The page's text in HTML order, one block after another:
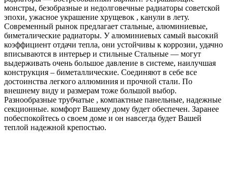
монстры, безобразные и недолговечные радиаторы советской
эпохи, ужасное украшение хрущевок , канули в лету.
Современный рынок предлагает стальные, алюминиевые,
биметалические радиаторы. У алюминиевых самый высокий
коэффициент отдачи тепла, они устойчивы к коррозии, удачно
вписываются в интерьер и стильные Стальные — могут
выдерживать очень большое давление в системе, наилучшая
конструкция – биметаллические. Соединяют в себе все
достоинства легкого аллюминия и прочной стали. По
внешнему виду и размерам тоже большой выбор.
Разнообразные трубчатые , компактные панельные, надежные
секционные. комфорт Вашему дому будет обеспечен. Заранее
побеспокойтесь о своем доме и он навсегда будет Вашей
теплой надежной крепостью.